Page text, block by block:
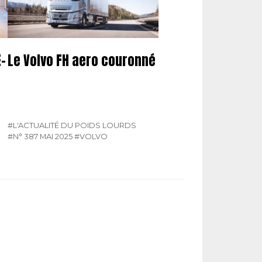
Le Volvo FH aero couronné
#L'ACTUALITÉ DU POIDS LOURDS
#N° 387 MAI 2025 #VOLVO